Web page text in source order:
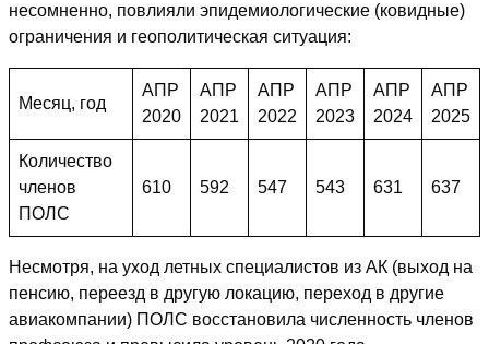
несомненно, повлияли эпидемиологические (ковидные)
ограничения и геополитическая ситуация:
Месяц, год
АПР
2020
АПР
2021
АПР
2022
АПР
2023
АПР
2024
АПР
2025
Количество
членов
ПОЛС
610 592 547 543 631 637
Несмотря, на уход летных специалистов из АК (выход на
пенсию, переезд в другую локацию, переход в другие
авиакомпании) ПОЛС восстановила численность членов